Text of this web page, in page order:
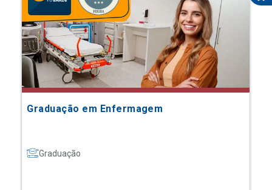
Graduação em Enfermagem
Graduação